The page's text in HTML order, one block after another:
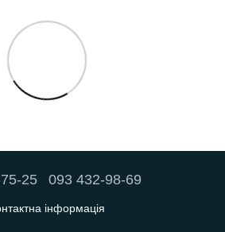
25 093 432-98-69
інформація